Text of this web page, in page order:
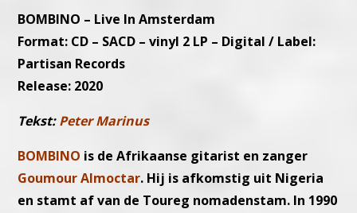
BOMBINO – Live In Amsterdam
Format: CD – SACD – vinyl 2 LP – Digital / Label:
Partisan Records
Release: 2020
Tekst:Peter Marinus
BOMBINO is de Afrikaanse gitarist en zanger
Goumour Almoctar. Hij is afkomstig uit Nigeria
en stamt af van de Toureg nomadenstam. In 1990